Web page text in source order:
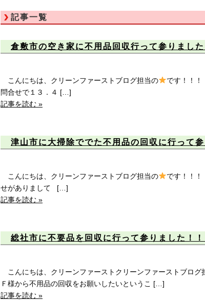
記事一覧
倉敷市の空き家に不用品回収行って参りました
こんにちは、クリーンファーストブログ担当の
です！
問合せで１３．４ […]
記事を読む »
津山市に大掃除ででた不用品の回収に行って参
こんにちは、クリーンファーストブログ担当の
です！！
せがありまして […]
記事を読む »
総社市に不要品を回収に行って参りました！！
こんにちは、クリーンファーストクリーンファーストブログ
Ｆ様から不用品の回収をお願いしたいというこ […]
記事を読む »